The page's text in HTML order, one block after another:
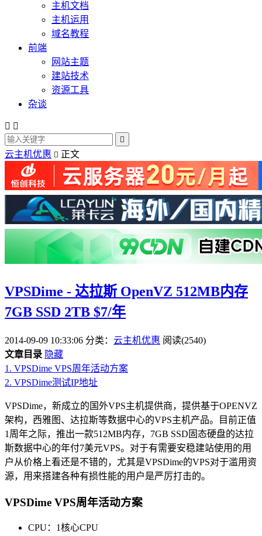
主机文档
主机运用
域名教程
前端
网站主题
建站技术
资源工具
杂谈
 

云主机优惠  正文
VPSDime - 达拉斯 OpenVZ 512MB内存
7GB SSD 2TB $7/年
2014-09-09 10:33:06 分类： 云主机优惠 阅读(2540)
文章目录 隐藏
1. VPSDime VPS周年活动方案
2. VPSDime测试IP地址
VPSDime，新成立的国外VPS主机提供商，提供基于OPENVZ
架构，西雅图、达拉斯等数据中心的VPS主机产品。目前正值
1周年之际，推出一款512MB内存，7GB SSD固态硬盘的达拉
斯数据中心的年付7美元VPS。对于有需要安稳建站使用的用
户从价格上看还是不错的，尤其是VPSDime的VPS对于滥用资
源，用来搭建各种有损性能的用户是严厉打击的。
VPSDime VPS周年活动方案
CPU：1核心CPU